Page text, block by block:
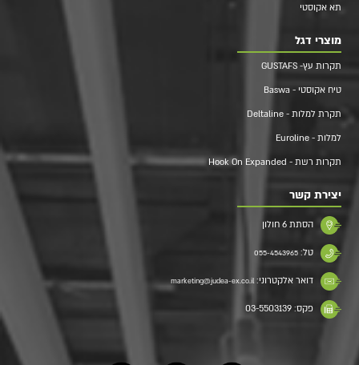
תא אקוסטי
מוצרי דגל
תקרות עץ- GUSTAFS
טיח אקוסטי - Baswa
תקרת למלות - Deltaline
למלות - Euroline
תקרות רשת - Hook On Expanded
יצירת קשר
הסתת 6 חולון
טל: 055-4543965
דואר אלקטרוני: marketing@judea-ex.co.il
פקס: 03-5503139